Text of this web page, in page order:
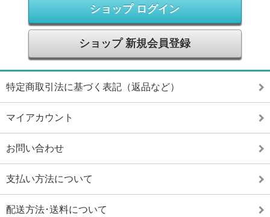
ショップ ログイン
ショップ 新規会員登録
特定商取引法に基づく表記（返品など）
マイアカウント
お問い合わせ
支払い方法について
配送方法･送料について